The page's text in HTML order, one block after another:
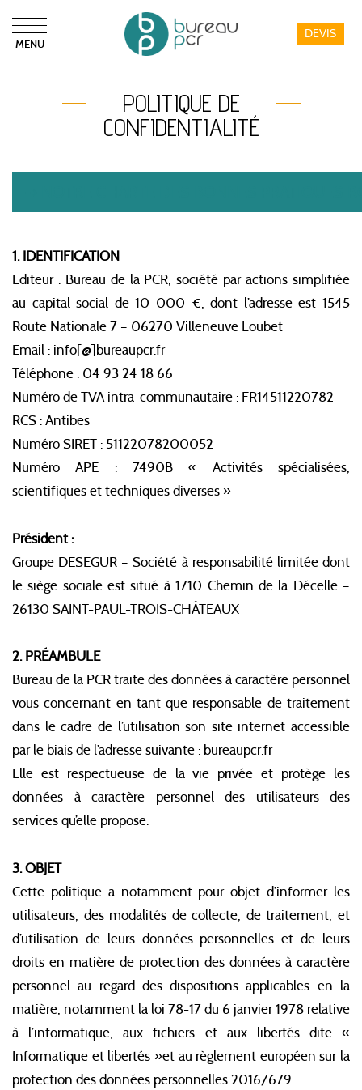
MENU
DEVIS
POLITIQUE DE
CONFIDENTIALITÉ
1. IDENTIFICATION
Editeur : Bureau de la PCR, société par actions simplifiée
au capital social de 10 000 €, dont l’adresse est 1545
Route Nationale 7 – 06270 Villeneuve Loubet
Email : info[@]bureaupcr.fr
Téléphone : 04 93 24 18 66
Numéro de TVA intra-communautaire : FR14511220782
RCS : Antibes
Numéro SIRET : 51122078200052
Numéro APE : 7490B « Activités spécialisées,
scientifiques et techniques diverses »
Président :
Groupe DESEGUR – Société à responsabilité limitée dont
le siège sociale est situé à 1710 Chemin de la Décelle –
26130 SAINT-PAUL-TROIS-CHÂTEAUX
2. PRÉAMBULE
Bureau de la PCR traite des données à caractère personnel
vous concernant en tant que responsable de traitement
dans le cadre de l’utilisation son site internet accessible
par le biais de l’adresse suivante : bureaupcr.fr
Elle est respectueuse de la vie privée et protège les
données à caractère personnel des utilisateurs des
services qu’elle propose.
3. OBJET
Cette politique a notamment pour objet d’informer les
utilisateurs, des modalités de collecte, de traitement, et
d’utilisation de leurs données personnelles et de leurs
droits en matière de protection des données à caractère
personnel au regard des dispositions applicables en la
matière, notamment la loi 78-17 du 6 janvier 1978 relative
à l’informatique, aux fichiers et aux libertés dite «
Informatique et libertés »et au règlement européen sur la
protection des données personnelles 2016/679.